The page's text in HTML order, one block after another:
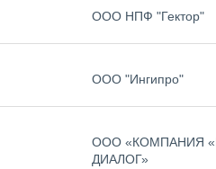
ООО НПФ "Гектор"
ООО "Ингипро"
ООО «КОМПАНИЯ
ДИАЛОГ»